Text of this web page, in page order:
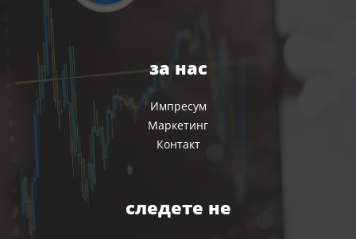
за нас
Импресум
Маркетинг
Контакт
следете не